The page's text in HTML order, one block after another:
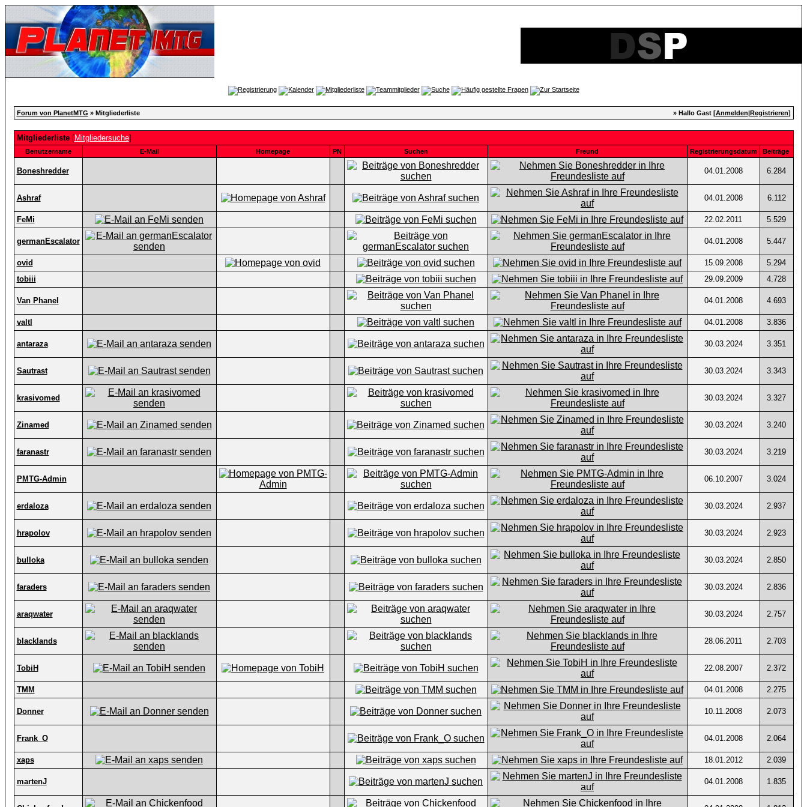
Forum von PlanetMTG » Mitgliederliste » Hallo Gast [Anmelden|Registrieren]
Mitgliederliste[Mitgliedersuche]
Benutzername E-Mail Homepage PN Suchen Freund Registrierungsdatum Beiträge
Boneshredder 04.01.2008 6.284
Ashraf 04.01.2008 6.112
FeMi 22.02.2011 5.529
germanEscalator 04.01.2008 5.447
ovid 15.09.2008
5.294
tobiii
29.09.2009 4.728
Van Phanel 04.01.2008 4.693
valtl 04.01.2008 3.836
antaraza 30.03.2024 3.351
Sautrast 30.03.2024 3.343
krasivomed 30.03.2024 3.327
Zinamed 30.03.2024 3.240
faranastr 30.03.2024 3.219
PMTG-Admin 06.10.2007 3.024
erdaloza 30.03.2024 2.937
hrapolov 30.03.2024 2.923
bulloka 30.03.2024 2.850
faraders 30.03.2024 2.836
araqwater 30.03.2024 2.757
blacklands 28.06.2011 2.703
TobiH 22.08.2007 2.372
TMM 04.01.2008 2.275
Donner 10.11.2008 2.073
Frank_O 04.01.2008 2.064
xaps 18.01.2012 2.039
martenJ 04.01.2008 1.835